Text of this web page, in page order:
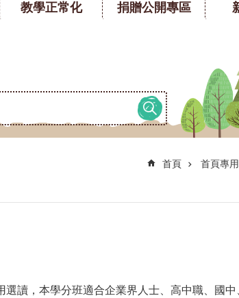
教學正常化 捐贈公開專區
首頁 首頁專用
讀，本學分班適合企業界人士、高中職、國中